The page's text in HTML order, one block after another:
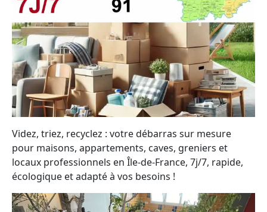
Videz, triez, recyclez : votre débarras sur mesure
pour maisons, appartements, caves, greniers et
locaux professionnels en Île-de-France, 7j/7, rapide,
écologique et adapté à vos besoins !